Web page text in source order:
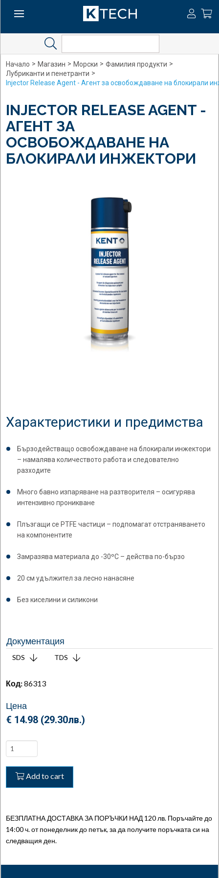
Начало > Магазин > Морски > Фамилия продукти >
Лубриканти и пенетранти >
Injector Release Agent - Агент за освобождаване на блокирали
INJECTOR RELEASE AGENT -
АГЕНТ ЗА
ОСВОБОЖДАВАНЕ НА
БЛОКИРАЛИ ИНЖЕКТОРИ
Характеристики и предимства
Бързодействащо освобождаване на блокирали инжектори
– намалява количеството работа и следователно
разходите
Много бавно изпаряване на разтворителя – осигурява
интензивно проникване
Плъзгащи се PTFE частици – подпомагат отстраняването
на компонентите
Замразява материала до -30ºC – действа по-бързо
20 см удължител за лесно нанасяне
Без киселини и силикони
Документация
SDS TDS
Код:86313
Цена
€ 14.98 (29.30лв.)
Injector
Release
Agent
Агент
инжектори
Add to cart
БЕЗПЛАТНА ДОСТАВКА ЗА ПОРЪЧКИ НАД 120 лв. Поръчайте до
14:00 ч. от понеделник до петък, за да получите поръчката си на
следващия ден.